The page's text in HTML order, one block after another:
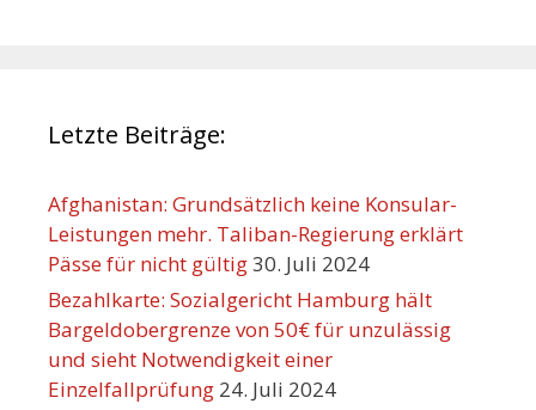
Letzte Beiträge:
Afghanistan: Grundsätzlich keine Konsular-
Leistungen mehr. Taliban-Regierung erklärt
Pässe für nicht gültig30. Juli 2024
Bezahlkarte: Sozialgericht Hamburg hält
Bargeldobergrenze von 50€ für unzulässig
und sieht Notwendigkeit einer
Einzelfallprüfung 24. Juli 2024